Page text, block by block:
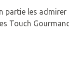
partie les
Touch